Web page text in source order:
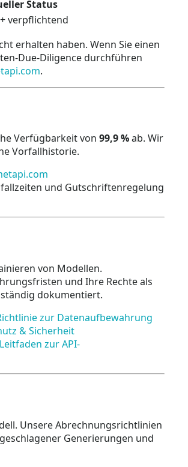
Status
verpflichtend
erhalten haben. Wenn Sie einen
Due-Diligence durchführen
.
Verfügbarkeit von 99,9 %ab. Wir
Vorfallhistorie.
und Gutschriftenregelung
von Modellen.
und Ihre Rechte als
dokumentiert.
zur Datenaufbewahrung
& Sicherheit
Leitfaden zur API-
Unsere Abrechnungsrichtlinien
Generierungen und